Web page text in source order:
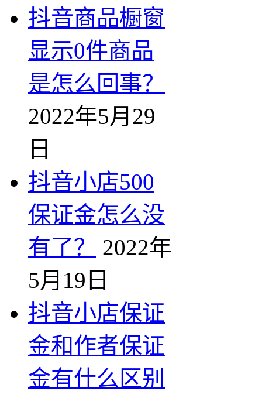
抖音商品橱窗
显示0件商品
是怎么回事？
2022年5月29
日
抖音小店500
保证金怎么没
有了？
2022年
5月19日
抖音小店保证
金和作者保证
金有什么区别